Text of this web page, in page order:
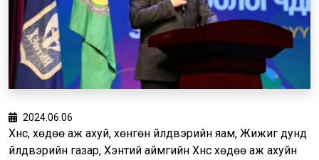
2024.06.06
Хүнс, хөдөө аж ахуй, хөнгөн үйлдвэрийн яам, Жижиг дунд
үйлдвэрийн газар, Хэнтий аймгийн Хүнс хөдөө аж ахуйн